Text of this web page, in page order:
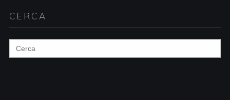
CERCA
Search
for: